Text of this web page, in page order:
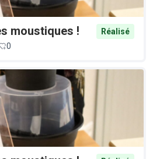
moustiques !
Réalisé
0